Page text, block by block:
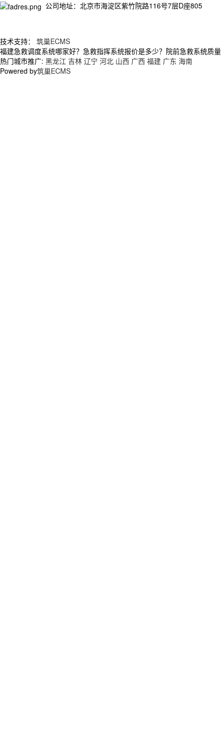
公司地址：北京市海淀区紫竹院路116号7层D座805
技术支持： 筑巢ECMS
福建急救调度系统哪家好？急救指挥系统报价是多少？院前急救系统
热门城市推广: 黑龙江 吉林 辽宁 河北 山西 广西 福建 广东 海南
Powered by筑巢ECMS